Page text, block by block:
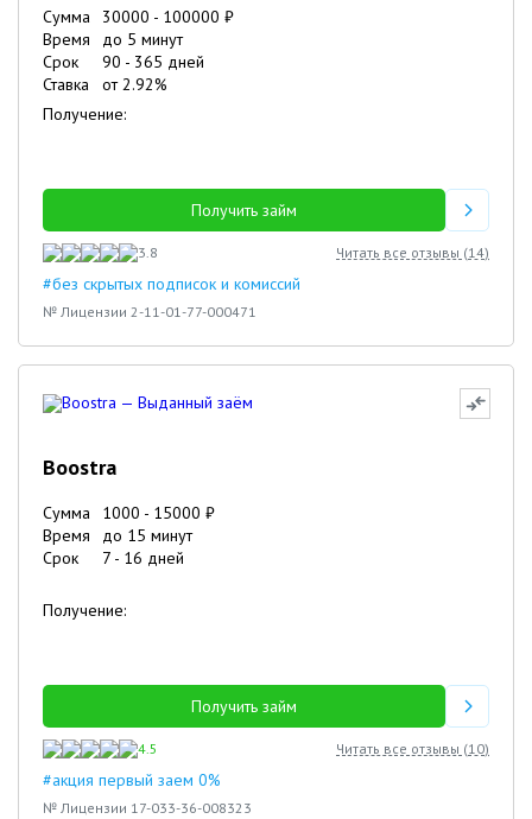
Сумма 30000 - 100000 ₽
Время
до 5 минут
Срок
90 - 365 дней
Ставка
от2.92%
Получение:
Получить займ
3.8 Читать все отзывы (14)
#без скрытых подписок и комиссий
№ Лицензии 2-11-01-77-000471
Boostra
Сумма 1000 - 15000 ₽
Время
до 15 минут
Срок
7 - 16 дней
Получение:
Получить займ
4.5 Читать все отзывы (10)
#акция первый заем 0%
№ Лицензии 17-033-36-008323